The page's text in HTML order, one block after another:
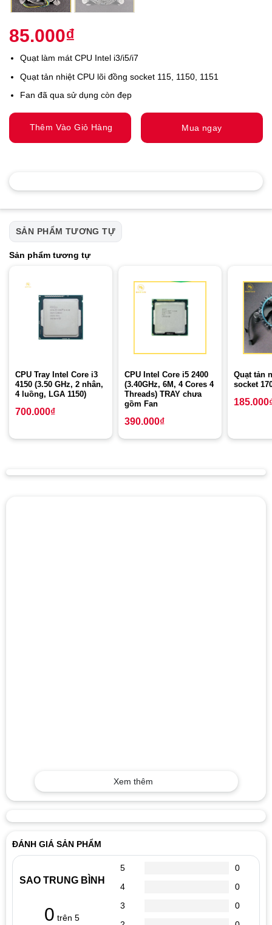
85.000₫
Quạt làm mát CPU Intel i3/i5/i7
Quạt tản nhiệt CPU lõi đồng socket 115, 1150, 1151
Fan đã qua sử dụng còn đẹp
Thêm Vào Giỏ Hàng Mua ngay
SẢN PHẨM TƯƠNG TỰ
Sản phẩm tương tự
CPU Tray Intel Core i3
4150 (3.50 GHz, 2 nhân,
4 luồng, LGA 1150)
700.000₫
CPU Intel Core i5 2400
(3.40GHz, 6M, 4 Cores 4
Threads) TRAY chưa
gồm Fan
390.000₫
Quạt tản
socket
185.000
Xem thêm
ĐÁNH GIÁ SẢN PHẨM
SAO TRUNG BÌNH
0 trên 5
5
0
4
0
3
0